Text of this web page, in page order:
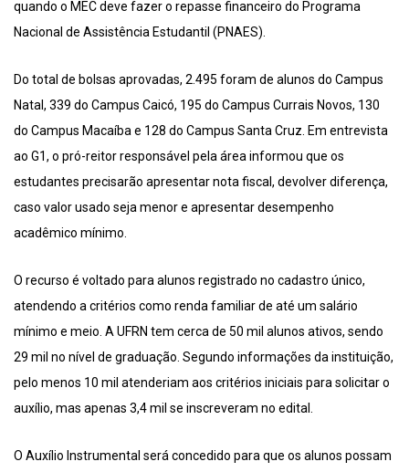
quando o MEC deve fazer o repasse financeiro do Programa
Nacional de Assistência Estudantil (PNAES).
Do total de bolsas aprovadas, 2.495 foram de alunos do Campus
Natal, 339 do Campus Caicó, 195 do Campus Currais Novos, 130
do Campus Macaíba e 128 do Campus Santa Cruz. Em entrevista
ao G1, o pró-reitor responsável pela área informou que os
estudantes precisarão apresentar nota fiscal, devolver diferença,
caso valor usado seja menor e apresentar desempenho
acadêmico mínimo.
O recurso é voltado para alunos registrado no cadastro único,
atendendo a critérios como renda familiar de até um salário
mínimo e meio. A UFRN tem cerca de 50 mil alunos ativos, sendo
29 mil no nível de graduação. Segundo informações da instituição,
pelo menos 10 mil atenderiam aos critérios iniciais para solicitar o
auxílio, mas apenas 3,4 mil se inscreveram no edital.
O Auxílio Instrumental será concedido para que os alunos possam